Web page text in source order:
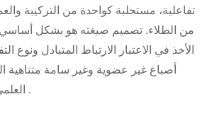
تفاعلية، مستحلبة كواحدة من التركيبة
من الطلاء. تصميم صيغته هو بشكل أساسي
الأخذ في الاعتبار الارتباط المتبادل ونوع
أصباغ غير عضوية وغير سامة متناهية
العلمي والتعديل الصارم في .